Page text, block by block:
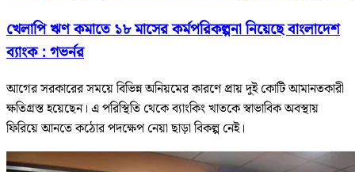
খেলাপি ঋণ কমাতে ১৮ মাসের কর্মপরিকল্পনা নিয়েছে বাংলাদেশ
ব্যাংক : গভর্নর
আগের সরকারের সময়ে বিভিন্ন অনিয়মের কারণে প্রায় দুই কোটি আমানতকারী
ক্ষতিগ্রস্ত হয়েছেন। এ পরিস্থিতি থেকে ব্যাংকিং খাতকে স্বাভাবিক অবস্থায়
ফিরিয়ে আনতে কঠোর পদক্ষেপ নেয়া ছাড়া বিকল্প নেই।